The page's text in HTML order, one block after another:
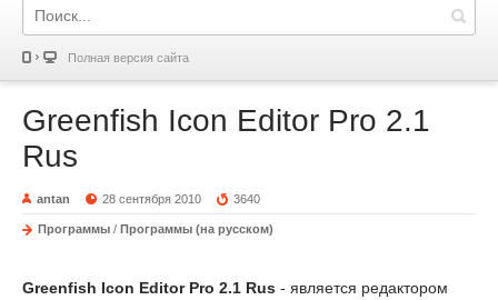
Полная версия сайта
Greenfish Icon Editor Pro 2.1
Rus
antan 28 сентября 2010 3640
Программы / Программы (на русском)
Greenfish Icon Editor Pro 2.1 Rus - является редактором